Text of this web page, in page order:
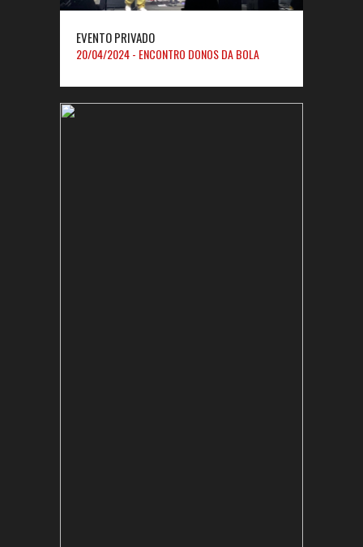
EVENTO PRIVADO
20/04/2024 - ENCONTRO DONOS DA BOLA